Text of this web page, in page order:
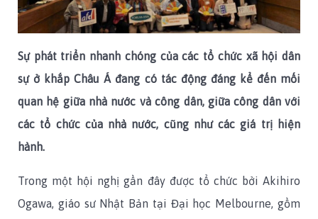
Sự phát triển nhanh chóng của các tổ chức xã hội dân
sự ở khắp Châu Á đang có tác động đáng kể đến mối
quan hệ giữa nhà nước và công dân, giữa công dân với
các tổ chức của nhà nước, cũng như các giá trị hiện
hành.
Trong một hội nghị gần đây được tổ chức bởi Akihiro
Ogawa, giáo sư Nhật Bản tại Đại học Melbourne, gồm